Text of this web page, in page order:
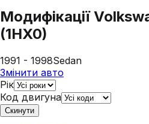
Модифікації
(1HX0)
1991 - 1998Sedan
Змінити авто
Рік
Код двигуна
Скинути